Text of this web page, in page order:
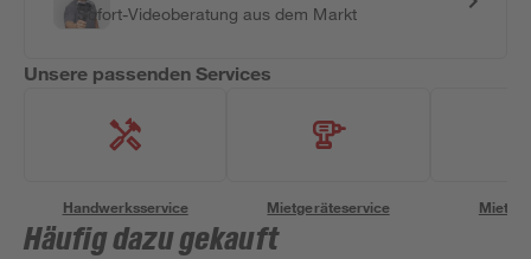
Sofort-Videoberatung aus dem Markt
Unsere passenden Services
Handwerksservice Mietgeräteservice
Häufig dazu gekauft